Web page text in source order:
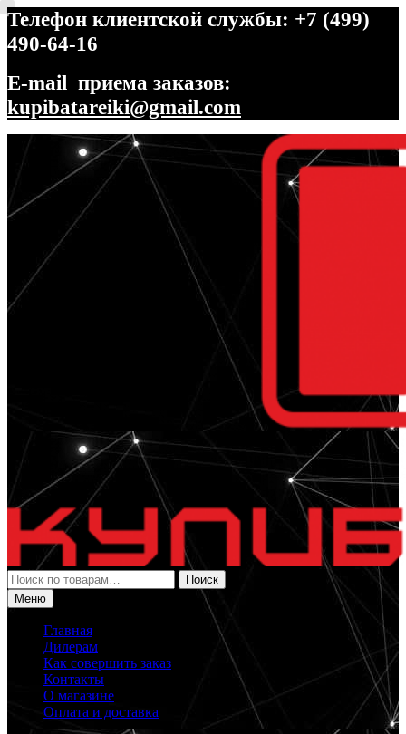
Телефон клиентской службы: +7 (499)
490-64-16
E-mail приема заказов:
kupibatareiki@gmail.com
Перейти
навигации
Перейти
содержимому
Искать:
Поиск
Меню
Главная
Дилерам
Как совершить заказ
Контакты
О магазине
Оплата и доставка